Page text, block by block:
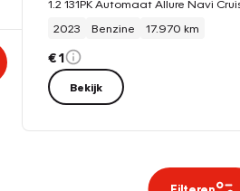
2023
Benzine 17.970 km
€ 1
Bekijk